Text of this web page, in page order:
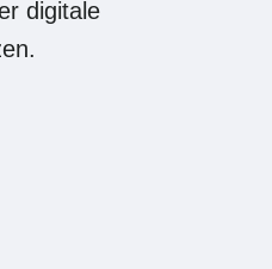
Zugriffe
reduziert sich